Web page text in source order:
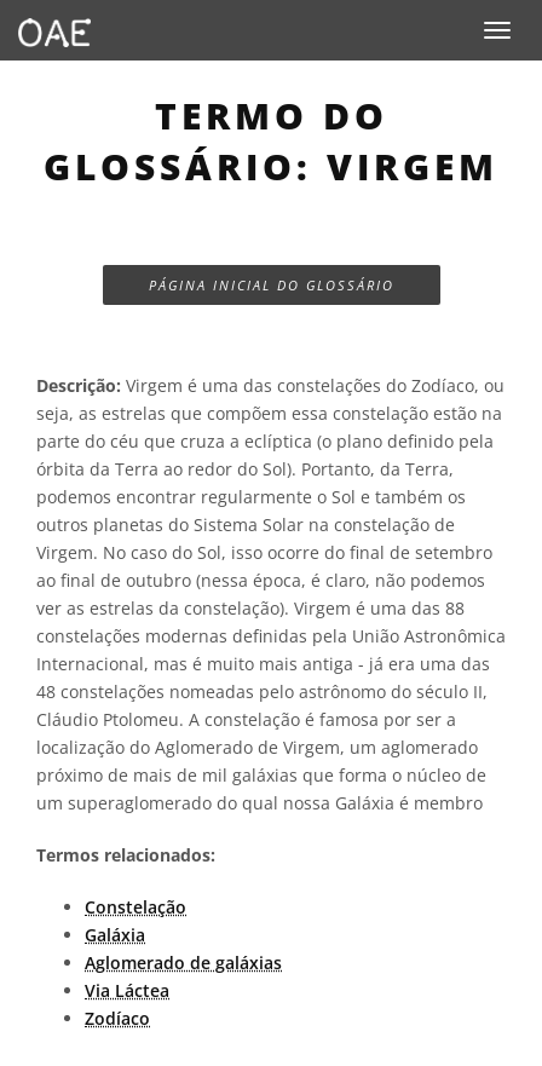
Toggle
TERMO DO
GLOSSÁRIO: VIRGEM
PÁGINA INICIAL DO GLOSSÁRIO
Descrição: Virgem é uma das constelações do Zodíaco, ou
seja, as estrelas que compõem essa constelação estão na
parte do céu que cruza a eclíptica (o plano definido pela
órbita da Terra ao redor do Sol). Portanto, da Terra,
podemos encontrar regularmente o Sol e também os
outros planetas do Sistema Solar na constelação de
Virgem. No caso do Sol, isso ocorre do final de setembro
ao final de outubro (nessa época, é claro, não podemos
ver as estrelas da constelação). Virgem é uma das 88
constelações modernas definidas pela União Astronômica
Internacional, mas é muito mais antiga - já era uma das
48 constelações nomeadas pelo astrônomo do século II,
Cláudio Ptolomeu. A constelação é famosa por ser a
localização do Aglomerado de Virgem, um aglomerado
próximo de mais de mil galáxias que forma o núcleo de
um superaglomerado do qual nossa Galáxia é membro
Termos relacionados:
Constelação
Galáxia
Aglomerado de galáxias
Via Láctea
Zodíaco